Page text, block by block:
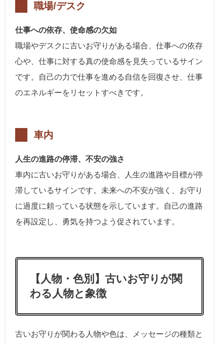
職場/デスク
仕事への依存、使命感の欠如
職場やデスクに古いお守りがある場合、仕事への依存
心や、仕事に対する真の使命感を見失っているサイン
です。自己の力で仕事を進める自信を回復させ、仕事
のエネルギーをリセットすべきです。
車内
人生の進路の停滞、不安の強さ
車内に古いお守りがある場合、人生の進路や目標が停
滞しているサインです。未来への不安が強く、お守り
に過度に頼っている状態を示しています。自己の進路
を再設定し、勇気を持つよう促されています。
【人物・色別】古いお守りが関
わる人物と象徴
古いお守りが関わる人物や色は、メッセージの種類と